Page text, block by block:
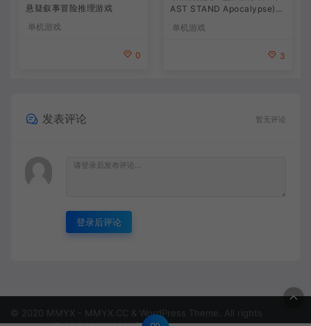
悬疑叙事冒险推理游戏
单机游戏
0
AST STAND Apocalypse)卡
单机游戏
3
发表评论 暂无评论
登录后评论
© 2020 MMYX - MMYX.CC & WordPress Theme. All rights